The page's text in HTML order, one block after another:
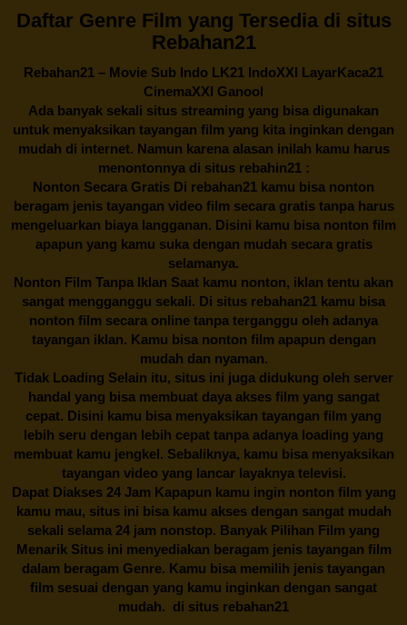
Daftar Genre Film yang Tersedia di situs
Rebahan21
Rebahan21 – Movie Sub Indo LK21 IndoXXI LayarKaca21
CinemaXXI Ganool
Ada banyak sekali situs streaming yang bisa digunakan
untuk menyaksikan tayangan film yang kita inginkan dengan
mudah di internet. Namun karena alasan inilah kamu harus
menontonnya di situs rebahin21 :
Nonton Secara Gratis Di rebahan21 kamu bisa nonton
beragam jenis tayangan video film secara gratis tanpa harus
mengeluarkan biaya langganan. Disini kamu bisa nonton film
apapun yang kamu suka dengan mudah secara gratis
selamanya.
Nonton Film Tanpa Iklan Saat kamu nonton, iklan tentu akan
sangat mengganggu sekali. Di situs rebahan21 kamu bisa
nonton film secara online tanpa terganggu oleh adanya
tayangan iklan. Kamu bisa nonton film apapun dengan
mudah dan nyaman.
Tidak Loading Selain itu, situs ini juga didukung oleh server
handal yang bisa membuat daya akses film yang sangat
cepat. Disini kamu bisa menyaksikan tayangan film yang
lebih seru dengan lebih cepat tanpa adanya loading yang
membuat kamu jengkel. Sebaliknya, kamu bisa menyaksikan
tayangan video yang lancar layaknya televisi.
Dapat Diakses 24 Jam Kapapun kamu ingin nonton film yang
kamu mau, situs ini bisa kamu akses dengan sangat mudah
sekali selama 24 jam nonstop. Banyak Pilihan Film yang
Menarik Situs ini menyediakan beragam jenis tayangan film
dalam beragam Genre. Kamu bisa memilih jenis tayangan
film sesuai dengan yang kamu inginkan dengan sangat
mudah. di situs rebahan21